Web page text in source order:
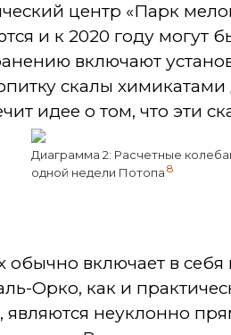
центр «Парк
и к 2020 году могут
включают
скалы
идее о том, что
Диаграмма 2: Расчетные
одной недели Потопа 8
эти
включает в
Орко, как и
неуклонно